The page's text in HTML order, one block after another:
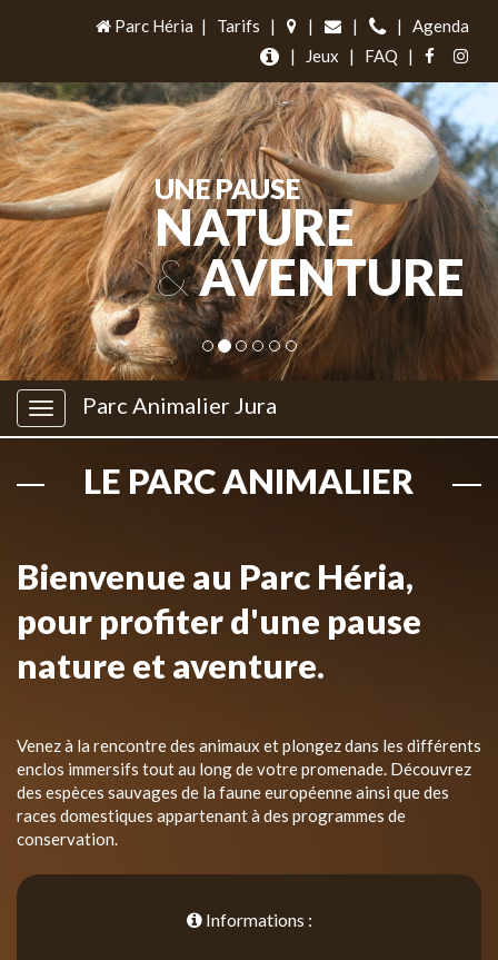
Parc Héria | Tarifs | | | |
Agenda
|
Jeux | FAQ |
UNE PAUSE
NATURE
&AVENTURE
Parc Animalier Jura
LE PARC ANIMALIER
Bienvenue au Parc Héria,
pour profiter d'une pause
nature et aventure.
Venez à la rencontre des animaux et plongez dans les différents
enclos immersifs tout au long de votre promenade. Découvrez
des espèces sauvages de la faune européenne ainsi que des
races domestiques appartenant à des programmes de
conservation.
Informations :